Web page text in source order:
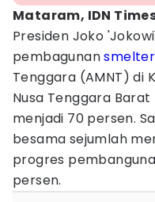
Mataram, IDN
Presiden Joko
pembagunansmelter
Tenggara (AMNT) di
Nusa Tenggara Barat
menjadi 70 persen.
besama sejumlah
progres
persen.